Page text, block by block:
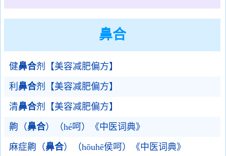
鼻合
健鼻合剂【美容减肥偏方】
利 鼻合剂【美容减肥偏方】
清鼻合剂【美容减肥偏方】
齁（鼻合）（hé呵）《中医词典》
麻症齁（鼻合）（hōuhē侯呵）《中医词典》